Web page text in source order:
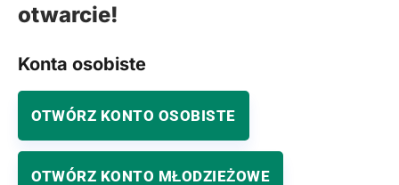
otwarcie!
Konta osobiste
OTWÓRZ KONTO OSOBISTE
OTWÓRZ KONTO MŁODZIEŻOWE